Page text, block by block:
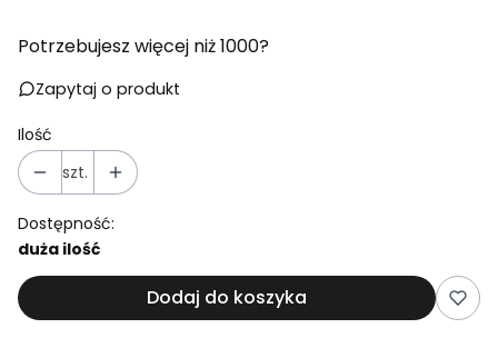
Potrzebujesz więcej niż 1000?
Zapytaj o produkt
Ilość
szt.
Dostępność:
duża ilość
Dodaj do koszyka